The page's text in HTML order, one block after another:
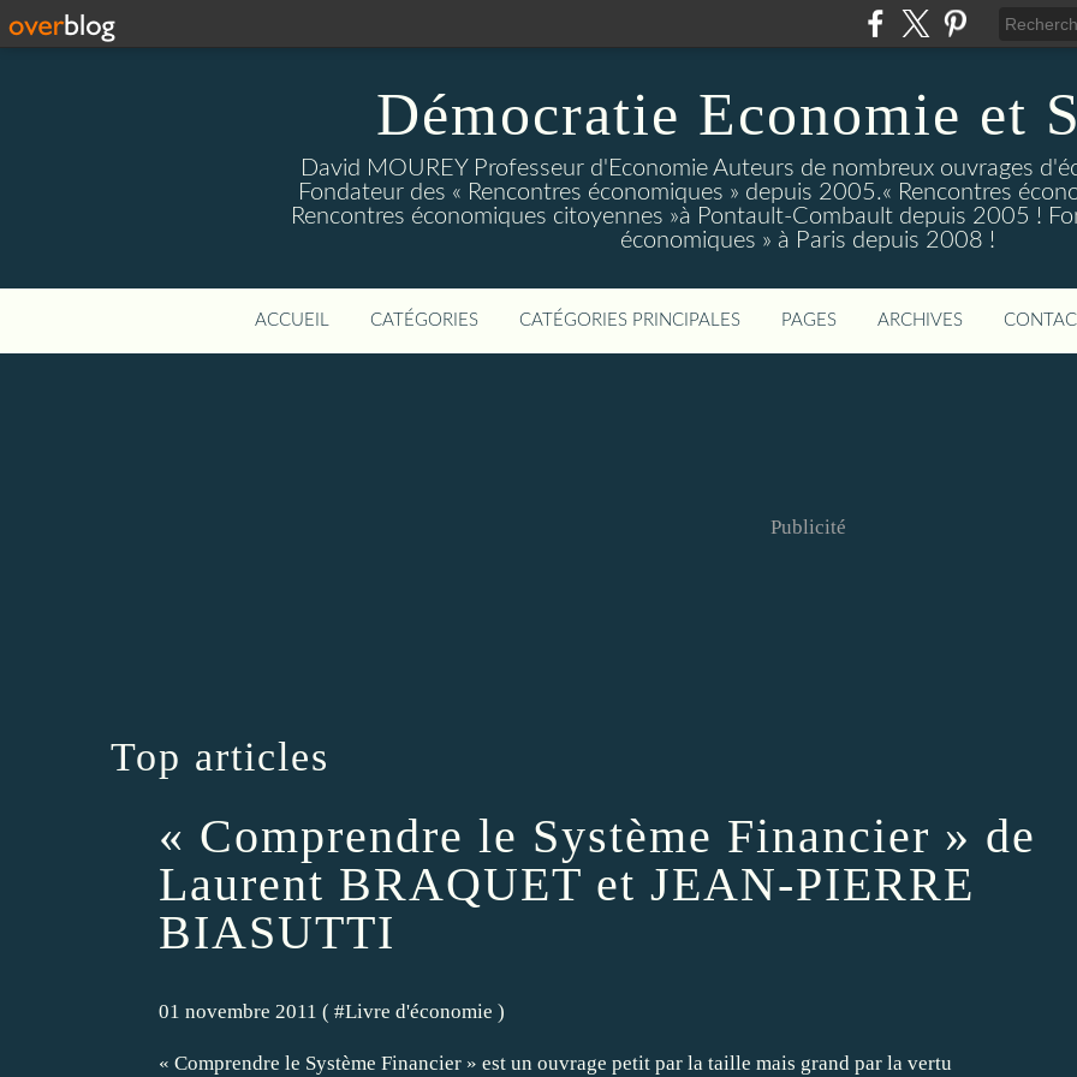
Démocratie Economie et
David MOUREY Professeur d'Economie Auteurs de nombreux ouvrages
Fondateur des « Rencontres économiques » depuis 2005.« Rencontres
Rencontres économiques citoyennes »à Pontault-Combault depuis 2005 !
économiques » à Paris depuis 2008 !
ACCUEIL CATÉGORIES CATÉGORIES PRINCIPALES PAGES ARCHIVES
Publicité
Top articles
« Comprendre le Système Financier » de
Laurent BRAQUET et JEAN-PIERRE
BIASUTTI
01 novembre 2011 ( #Livre d'économie )
« Comprendre le Système Financier » est un ouvrage petit par la taille mais grand par la vertu